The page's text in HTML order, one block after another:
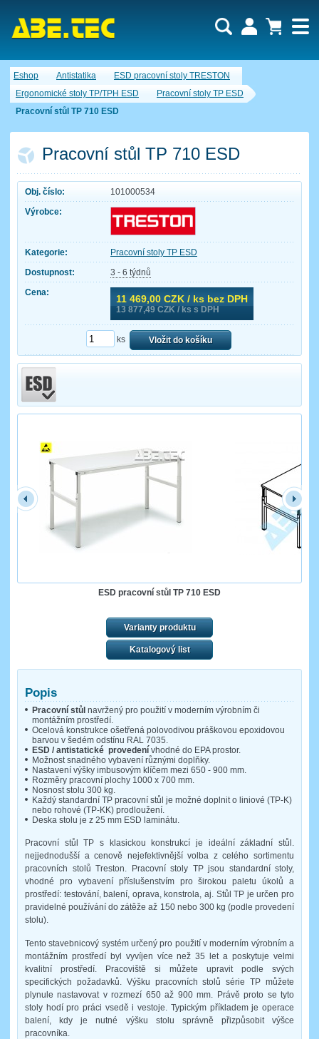
Eshop Antistatika
ESD pracovní stoly TRESTON
Ergonomické stoly TP/TPH ESD
Pracovní stoly TP ESD
Pracovní stůl TP 710 ESD
Pracovní stůl TP 710 ESD
Obj. číslo:
101000534
Výrobce:
Kategorie:
Pracovní stoly TP ESD
Dostupnost:
3 - 6 týdnů
Cena:
11 469,00 CZK / ks bez DPH
13 877,49 CZK / ks s DPH
ks Vložit do košíku
ESD pracovní stůl TP 710 ESD
Varianty produktu
Katalogový list
Popis
Pracovní stůl navržený pro použití v moderním výrobním či
montážním prostředí.
Ocelová konstrukce ošetřená polovodivou práškovou epoxidovou
barvou v šedém odstínu RAL 7035.
ESD / antistatické provedení vhodné do EPA prostor.
Možnost snadného vybavení různými doplňky.
Nastavení výšky imbusovým klíčem mezi 650 - 900 mm.
Rozměry pracovní plochy 1000 x 700 mm.
Nosnost stolu 300 kg.
Každý standardní TP pracovní stůl je možné doplnit o liniové (TP-K)
nebo rohové (TP-KK) prodloužení.
Deska stolu je z 25 mm ESD laminátu.
Pracovní stůl TP s klasickou konstrukcí je ideální základní stůl.
nejjednodušší a cenově nejefektivnější volba z celého sortimentu
pracovních stolů Treston. Pracovní stoly TP jsou standardní stoly,
vhodné pro vybavení příslušenstvím pro širokou paletu úkolů a
prostředí: testování, balení, oprava, konstrola, aj. Stůl TP je určen pro
pravidelné používání do zátěže až 150 nebo 300 kg (podle provedení
stolu).
Tento stavebnicový systém určený pro použití v moderním výrobním a
montážním prostředí byl vyvíjen více než 35 let a poskytuje velmi
kvalitní prostředí. Pracoviště si můžete upravit podle svých
specifických požadavků. Výšku pracovních stolů série TP můžete
plynule nastavovat v rozmezí 650 až 900 mm. Právě proto se tyto
stoly hodí pro práci vsedě i vestoje. Typickým příkladem je operace
balení, kdy je nutné výšku stolu správně přizpůsobit výšce
pracovníka.
Nákupní košík je momentálně prázdný.
Obsah košíku
Cena celkem:0,00 CZK
Uživatel:
Heslo:
Zapomenuté heslo